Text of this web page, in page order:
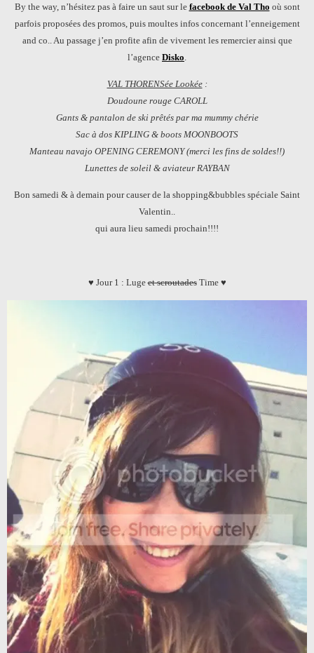
By the way, n’hésitez pas à faire un saut sur le facebook de Val Tho où sont
parfois proposées des promos, puis moultes infos concernant l’enneigement
and co.. Au passage j’en profite afin de vivement les remercier ainsi que
l’agence Disko
VAL THORENSée Lookée:
Doudoune rouge CAROLL
Gants & pantalon de ski prêtés par ma mummy chérie
Sac à dos KIPLING & boots MOONBOOTS
Manteau navajo OPENING CEREMONY (merci les fins de soldes!!)
Lunettes de soleil & aviateur RAYBAN
Bon samedi & à demain pour causer de la shopping&bubbles spéciale Saint
Valentin..
qui aura lieu samedi prochain!!!!
♥ Jour 1 : Lugeet scroutadesTime ♥